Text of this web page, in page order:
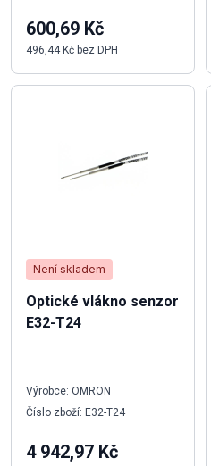
600,69 Kč
496,44 Kč bez DPH
Není skladem
Optické vlákno senzor
E32-T24
Výrobce: OMRON
Číslo zboží: E32-T24
4 942,97 Kč